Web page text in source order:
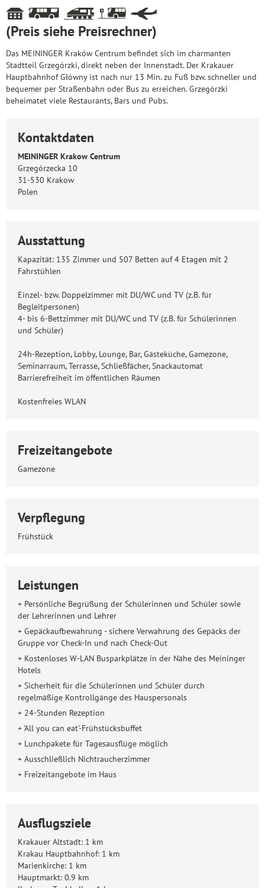
(Preis siehe Preisrechner)
Das MEININGER Kraków Centrum befindet sich im charmanten
Stadtteil Grzegórzki, direkt neben der Innenstadt. Der Krakauer
Hauptbahnhof Główny ist nach nur 13 Min. zu Fuß bzw. schneller und
bequemer per Straßenbahn oder Bus zu erreichen. Grzegórzki
beheimatet viele Restaurants, Bars und Pubs.
Kontaktdaten
MEININGER Krakow Centrum
Grzegórzecka 10
31-530 Krakow
Polen
Ausstattung
Kapazität: 135 Zimmer und 507 Betten auf 4 Etagen mit 2
Fahrstühlen
Einzel- bzw. Doppelzimmer mit DU/WC und TV (z.B. für
Begleitpersonen)
4- bis 6-Bettzimmer mit DU/WC und TV (z.B. für Schülerinnen
und Schüler)
24h-Rezeption, Lobby, Lounge, Bar, Gästeküche, Gamezone,
Seminarraum, Terrasse, Schließfächer, Snackautomat
Barrierefreiheit im öffentlichen Räumen
Kostenfreies WLAN
Freizeitangebote
Gamezone
Verpflegung
Frühstück
Leistungen
+ Persönliche Begrüßung der Schülerinnen und Schüler sowie
der Lehrerinnen und Lehrer
+ Gepäckaufbewahrung - sichere Verwahrung des Gepäcks der
Gruppe vor Check-In und nach Check-Out
+ Kostenloses W-LAN Busparkplätze in der Nähe des Meininger
Hotels
+ Sicherheit für die Schülerinnen und Schüler durch
regelmäßige Kontrollgänge des Hauspersonals
+ 24-Stunden Rezeption
+ 'All you can eat'-Frühstücksbuffet
+ Lunchpakete für Tagesausflüge möglich
+ Ausschließlich Nichtraucherzimmer
+ Freizeitangebote im Haus
Ausflugsziele
Krakauer Altstadt: 1 km
Krakau Hauptbahnhof: 1 km
Marienkirche: 1 km
Hauptmarkt: 0.9 km